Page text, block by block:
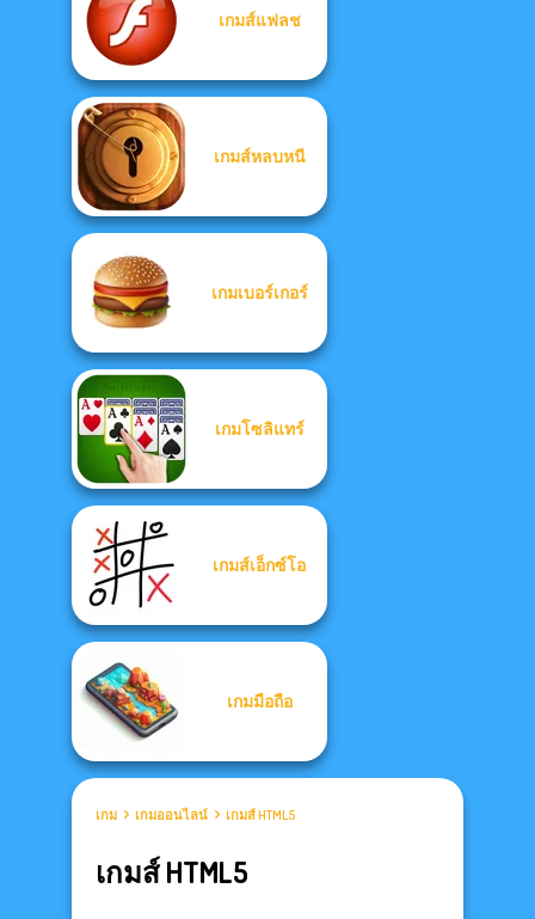
เกมส์แฟลช
เกมส์หลบหนี
เกมเบอร์เกอร์
เกมโซลิแทร์
เกมส์เอ็กซ์โอ
เกมมือถือ
เกม เกมออนไลน์ เกมส์ HTML5
เกมส์ HTML5